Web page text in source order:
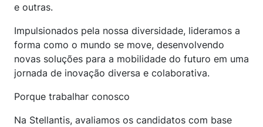
e outras.
Impulsionados pela nossa diversidade, lideramos a
forma como o mundo se move, desenvolvendo
novas soluções para a mobilidade do futuro em uma
jornada de inovação diversa e colaborativa.
Porque trabalhar conosco
Na Stellantis, avaliamos os candidatos com base